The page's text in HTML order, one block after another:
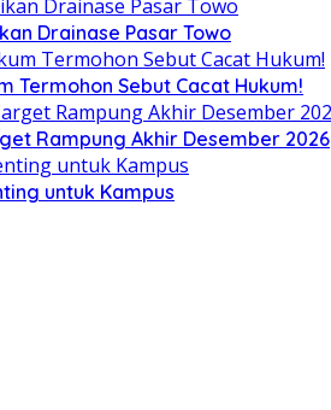
Drainase Pasar Towo
Termohon Sebut Cacat Hukum!
Rampung Akhir Desember 2026
untuk Kampus